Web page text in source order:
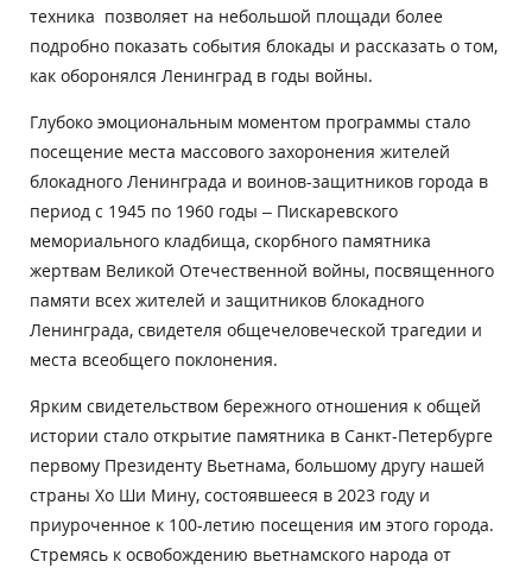
техника позволяет на небольшой площади более
подробно показать события блокады и рассказать о том,
как оборонялся Ленинград в годы войны.
Глубоко эмоциональным моментом программы стало
посещение места массового захоронения жителей
блокадного Ленинграда и воинов-защитников города в
период с 1945 по 1960 годы – Пискаревского
мемориального кладбища, скорбного памятника
жертвам Великой Отечественной войны, посвященного
памяти всех жителей и защитников блокадного
Ленинграда, свидетеля общечеловеческой трагедии и
места всеобщего поклонения.
Ярким свидетельством бережного отношения к общей
истории стало открытие памятника в Санкт-Петербурге
первому Президенту Вьетнама, большому другу нашей
страны Хо Ши Мину, состоявшееся в 2023 году и
приуроченное к 100-летию посещения им этого города.
Стремясь к освобождению вьетнамского народа от